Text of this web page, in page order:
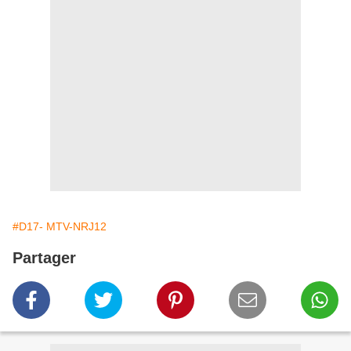
#D17- MTV-NRJ12
Partager